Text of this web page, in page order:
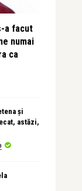
a facut
numai
ca
și
astăzi,